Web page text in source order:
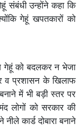
संबंधी उन्होंने कहा कि
गेहूं खपतकारों को
गेहूं को बदलकर न भेजा
व प्रशासन के खिलाफ
में भी बड़ी स्तर पर
लोगों को सरकार की
कार्ड दोबारा बनाने